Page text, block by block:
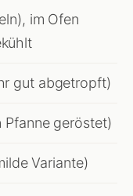
im Ofen
gut abgetropft)
Pfanne geröstet)
Variante)